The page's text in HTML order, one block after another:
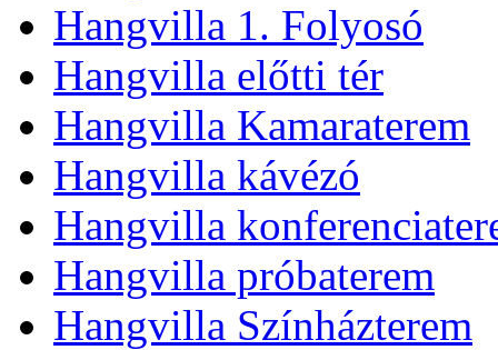
Hangvilla 1. Folyosó
Hangvilla előtti tér
Hangvilla Kamaraterem
Hangvilla kávézó
Hangvilla
Hangvilla próbaterem
Hangvilla Színházterem